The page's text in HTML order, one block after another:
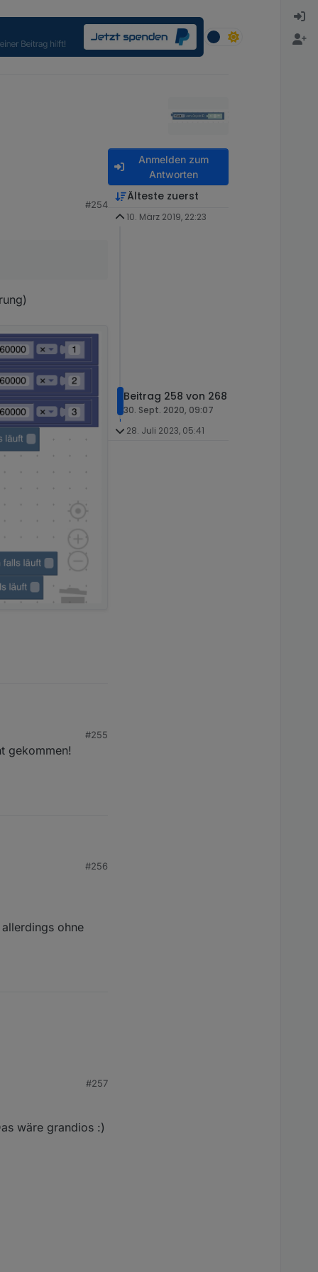
#254
#255
gekommen!
hierfür kein
#256
ohne
hierfür kein
#257
wäre grandios :)
Anmelden zum
Antworten
Älteste zuerst
10. März 2019, 22:23
Beitrag 258 von 268
30. Sept. 2020, 09:07
28. Juli 2023, 05:41